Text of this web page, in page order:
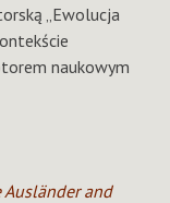
„Ewolucja
naukowym
Ausländer and